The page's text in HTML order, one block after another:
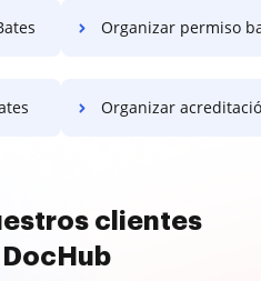
Organizar permiso
Organizar acreditación
clientes